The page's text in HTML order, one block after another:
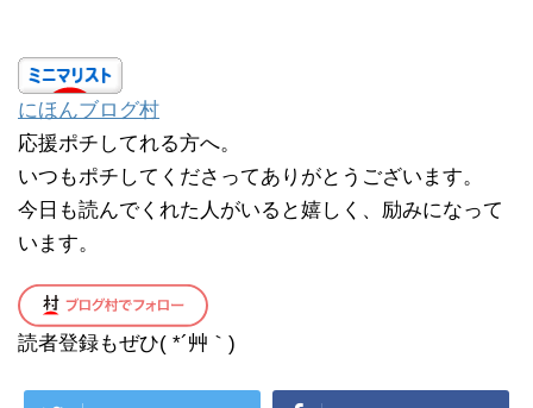
にほんブログ村
応援ポチしてれる方へ。
いつもポチしてくださってありがとうございます。
今日も読んでくれた人がいると嬉しく、励みになって
います。
読者登録もぜひ( *´艸｀)